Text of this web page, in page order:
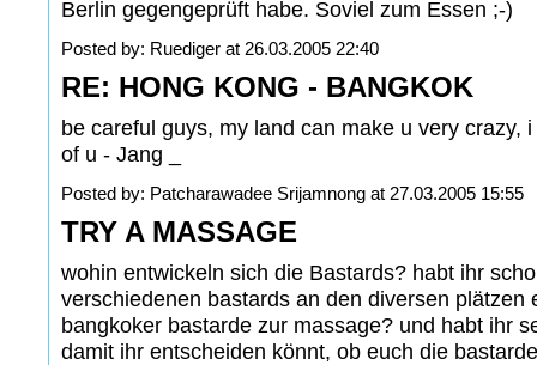
Berlin gegengeprüft habe. Soviel zum Essen ;-)
Posted by: Ruediger at 26.03.2005 22:40
RE: HONG KONG - BANGKOK
be careful guys, my land can make u very crazy,
of u - Jang _
Posted by: Patcharawadee Srijamnong at 27.03.2005 15:55
TRY A MASSAGE
wohin entwickeln sich die Bastards? habt ihr
verschiedenen bastards an den diversen plätzen
bangkoker bastarde zur massage? und habt ihr
damit ihr entscheiden könnt, ob euch die